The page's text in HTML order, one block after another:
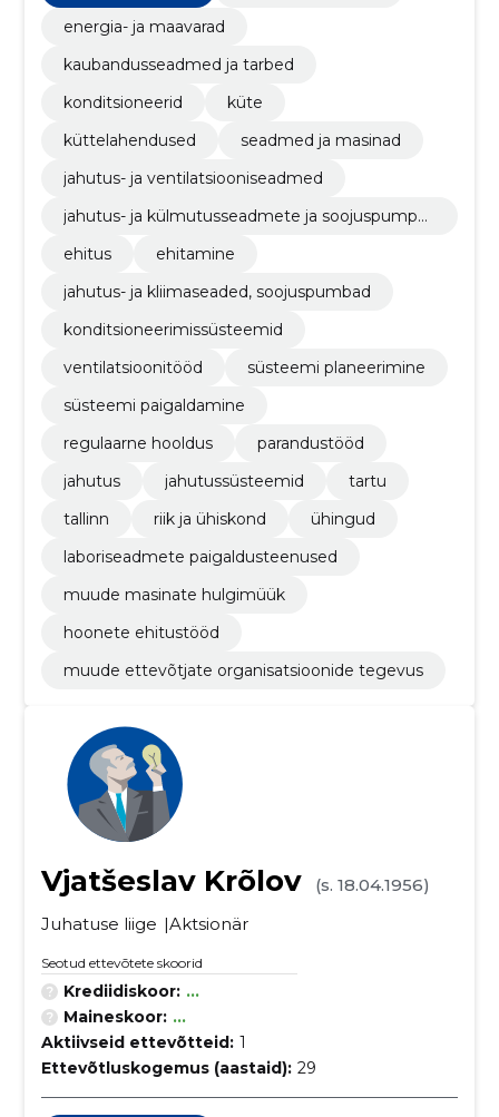
energia- ja maavarad
kaubandusseadmed ja tarbed
konditsioneerid
küte
küttelahendused
seadmed ja masinad
jahutus- ja ventilatsiooniseadmed
jahutus- ja külmutusseadmete ja soojuspumpa
ehitus
ehitamine
jahutus- ja kliimaseaded, soojuspumbad
konditsioneerimissüsteemid
ventilatsioonitööd
süsteemi planeerimine
süsteemi paigaldamine
regulaarne hooldus
parandustööd
jahutus
jahutussüsteemid
tartu
tallinn
riik ja ühiskond
ühingud
laboriseadmete paigaldusteenused
muude masinate hulgimüük
hoonete ehitustööd
muude ettevõtjate organisatsioonide tegevus
Vjatšeslav Krõlov
(s. 18.04.1956)
Juhatuse liige
Aktsionär
Seotud ettevõtete skoorid
Krediidiskoor: ...
Maineskoor: ...
Aktiivseid ettevõtteid: 1
Ettevõtluskogemus (aastaid): 29